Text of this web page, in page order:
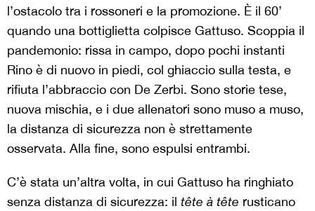
l’ostacolo tra i rossoneri e la promozione. È il 60’
quando una bottiglietta colpisce Gattuso. Scoppia il
pandemonio: rissa in campo, dopo pochi instanti
Rino è di nuovo in piedi, col ghiaccio sulla testa, e
rifiuta l’abbraccio con De Zerbi. Sono storie tese,
nuova mischia, e i due allenatori sono muso a muso,
la distanza di sicurezza non è strettamente
osservata. Alla fine, sono espulsi entrambi.
C’è stata un’altra volta, in cui Gattuso ha ringhiato
senza distanza di sicurezza: il têteà tête rusticano